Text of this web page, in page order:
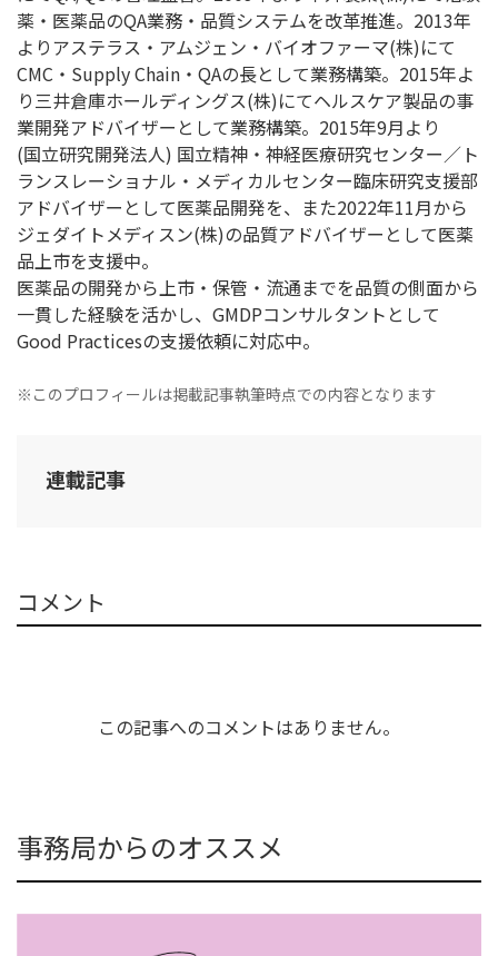
薬・医薬品のQA業務・品質システムを改革推進。2013年
よりアステラス・アムジェン・バイオファーマ(株)にて
CMC・Supply Chain・QAの長として業務構築。2015年よ
り三井倉庫ホールディングス(株)にてヘルスケア製品の事
業開発アドバイザーとして業務構築。2015年9月より
(国立研究開発法人) 国立精神・神経医療研究センター／ト
ランスレーショナル・メディカルセンター臨床研究支援部
アドバイザーとして医薬品開発を、また2022年11月から
ジェダイトメディスン(株)の品質アドバイザーとして医薬
品上市を支援中。
医薬品の開発から上市・保管・流通までを品質の側面から
一貫した経験を活かし、GMDPコンサルタントとして
Good Practicesの支援依頼に対応中。
※このプロフィールは掲載記事執筆時点での内容となります
連載記事
コメント
この記事へのコメントはありません。
事務局からのオススメ